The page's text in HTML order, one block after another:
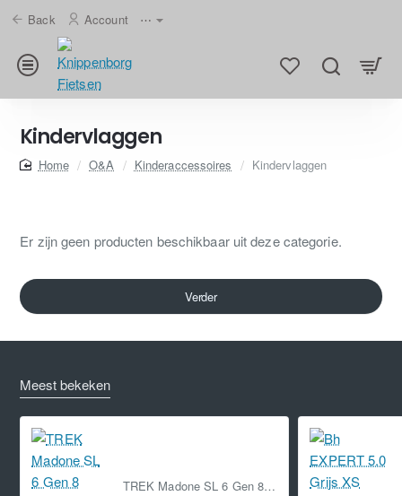
Back Account ⋯
Kindervlaggen
homeO&A Kinderaccessoires Kindervlaggen
Er zijn geen producten beschikbaar uit deze categorie.
Verder
Meest bekeken
TREK Madone SL 6 Gen 8 CRIMSON L L 2025